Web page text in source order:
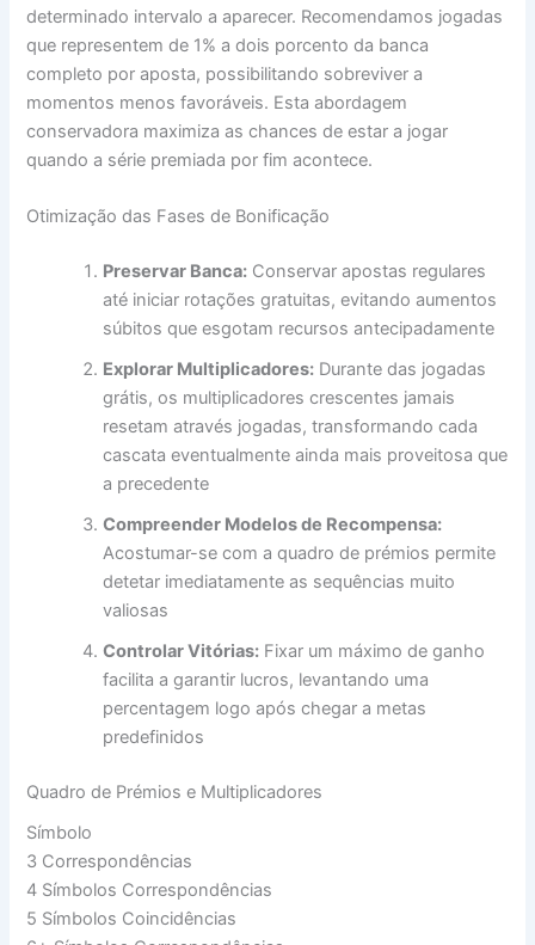
determinado intervalo a aparecer. Recomendamos jogadas
que representem de 1% a dois porcento da banca
completo por aposta, possibilitando sobreviver a
momentos menos favoráveis. Esta abordagem
conservadora maximiza as chances de estar a jogar
quando a série premiada por fim acontece.
Otimização das Fases de Bonificação
Preservar Banca: Conservar apostas regulares
até iniciar rotações gratuitas, evitando aumentos
súbitos que esgotam recursos antecipadamente
Explorar Multiplicadores: Durante das jogadas
grátis, os multiplicadores crescentes jamais
resetam através jogadas, transformando cada
cascata eventualmente ainda mais proveitosa que
a precedente
Compreender Modelos de Recompensa:
Acostumar-se com a quadro de prémios permite
detetar imediatamente as sequências muito
valiosas
Controlar Vitórias: Fixar um máximo de ganho
facilita a garantir lucros, levantando uma
percentagem logo após chegar a metas
predefinidos
Quadro de Prémios e Multiplicadores
Símbolo
3 Correspondências
4 Símbolos Correspondências
5 Símbolos Coincidências